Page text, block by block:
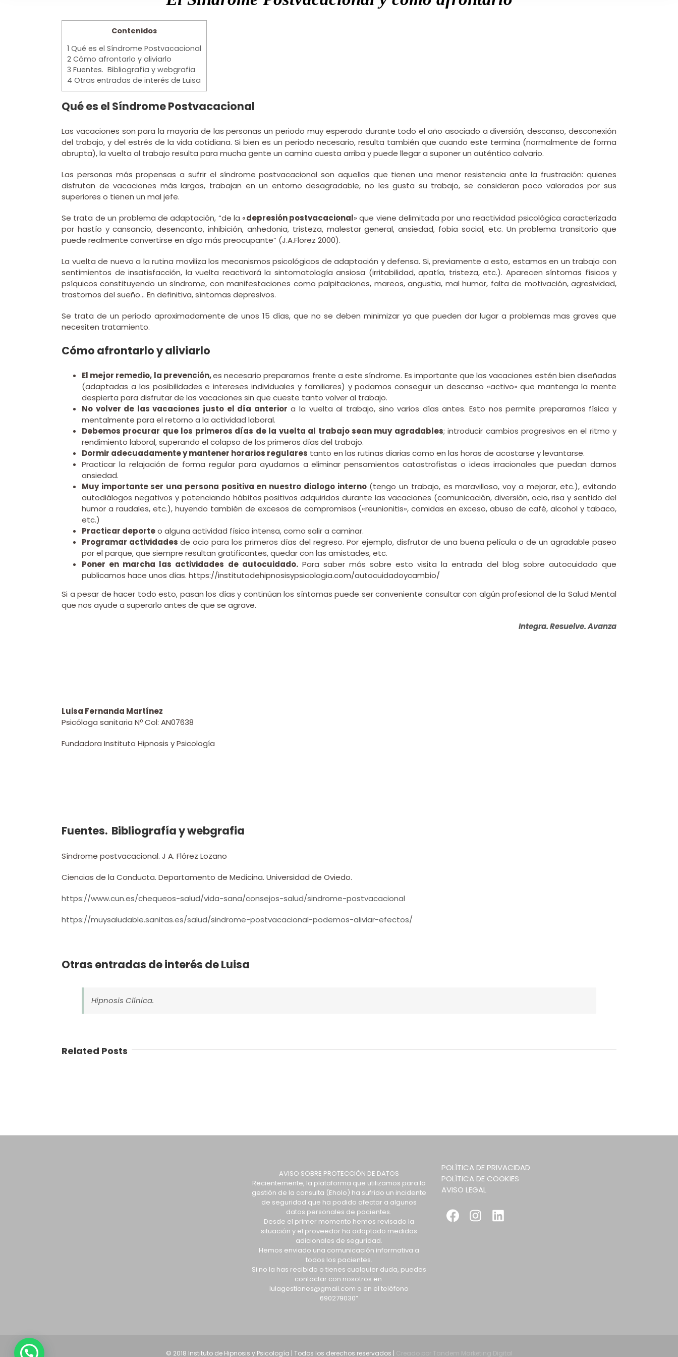
Contenidos
1 Qué es el Síndrome Postvacacional
2 Cómo afrontarlo y aliviarlo
3 Fuentes. Bibliografía y webgrafia
4 Otras entradas de interés de Luisa
Qué es el Síndrome Postvacacional
Las vacaciones son para la mayoría de las personas un periodo muy esperado durante todo el año asociado a diversión, descanso, desconexión
del trabajo, y del estrés de la vida cotidiana. Si bien es un periodo necesario, resulta también que cuando este termina (normalmente de forma
abrupta), la vuelta al trabajo resulta para mucha gente un camino cuesta arriba y puede llegar a suponer un auténtico calvario.
Las personas más propensas a sufrir el síndrome postvacacional son aquellas que tienen una menor resistencia ante la frustración: quienes
disfrutan de vacaciones más largas, trabajan en un entorno desagradable, no les gusta su trabajo, se consideran poco valorados por sus
superiores o tienen un mal jefe.
Se trata de un problema de adaptación, “de la «depresión postvacacional» que viene delimitada por una reactividad psicológica caracterizada
por hastío y cansancio, desencanto, inhibición, anhedonia, tristeza, malestar general, ansiedad, fobia social, etc. Un problema transitorio que
puede realmente convertirse en algo más preocupante” (J.A.Florez 2000).
La vuelta de nuevo a la rutina moviliza los mecanismos psicológicos de adaptación y defensa. Si, previamente a esto, estamos en un trabajo con
sentimientos de insatisfacción, la vuelta reactivará la sintomatología ansiosa (irritabilidad, apatía, tristeza, etc.). Aparecen síntomas físicos y
psíquicos constituyendo un síndrome, con manifestaciones como palpitaciones, mareos, angustia, mal humor, falta de motivación, agresividad,
trastornos del sueño… En definitiva, síntomas depresivos.
Se trata de un periodo aproximadamente de unos 15 días, que no se deben minimizar ya que pueden dar lugar a problemas mas graves que
necesiten tratamiento.
Cómo afrontarlo y aliviarlo
El mejor remedio, la prevención,es necesario prepararnos frente a este síndrome. Es importante que las vacaciones estén bien diseñadas
(adaptadas a las posibilidades e intereses individuales y familiares) y podamos conseguir un descanso «activo» que mantenga la mente
despierta para disfrutar de las vacaciones sin que cueste tanto volver al trabajo.
No volver de las vacaciones justo el día anterior a la vuelta al trabajo, sino varios días antes. Esto nos permite prepararnos física y
mentalmente para el retorno a la actividad laboral.
Debemos procurar que los primeros días de la vuelta al trabajo sean muy agradables; introducir cambios progresivos en el ritmo y
rendimiento laboral, superando el colapso de los primeros días del trabajo.
Dormir adecuadamente y mantener horarios regulares tanto en las rutinas diarias como en las horas de acostarse y levantarse.
Practicar la relajación de forma regular para ayudarnos a eliminar pensamientos catastrofistas o ideas irracionales que puedan darnos
ansiedad.
Muy importante ser una persona positiva en nuestro dialogo interno(tengo un trabajo, es maravilloso, voy a mejorar, etc.), evitando
autodiálogos negativos y potenciando hábitos positivos adquiridos durante las vacaciones (comunicación, diversión, ocio, risa y sentido del
humor a raudales, etc.), huyendo también de excesos de compromisos («reunionitis», comidas en exceso, abuso de café, alcohol y tabaco,
etc.)
Practicar deporteo alguna actividad física intensa, como salir a caminar.
Programar actividadesde ocio para los primeros días del regreso. Por ejemplo, disfrutar de una buena película o de un agradable paseo
por el parque, que siempre resultan gratificantes, quedar con las amistades, etc.
Poner en marcha las actividades de autocuidado.Para saber más sobre esto visita la entrada del blog sobre autocuidado que
publicamos hace unos días. https://institutodehipnosisypsicologia.com/autocuidadoycambio/
Si a pesar de hacer todo esto, pasan los días y continúan los síntomas puede ser conveniente consultar con algún profesional de la Salud Mental
que nos ayude a superarlo antes de que se agrave.
Integra. Resuelve. Avanza
Luisa Fernanda Martínez
Psicóloga sanitaria Nº Col: AN07638
Fundadora Instituto Hipnosis y Psicología
Fuentes. Bibliografía y webgrafia
Síndrome postvacacional. J A. Flórez Lozano
Ciencias de la Conducta. Departamento de Medicina. Universidad de Oviedo.
https://www.cun.es/chequeos-salud/vida-sana/consejos-salud/sindrome-postvacacional
https://muysaludable.sanitas.es/salud/sindrome-postvacacional-podemos-aliviar-efectos/
Otras entradas de interés de Luisa
Hipnosis Clínica.
Related Posts
AVISO SOBRE PROTECCIÓN DE DATOS
Recientemente, la plataforma que utilizamos para la
gestión de la consulta (Eholo) ha sufrido un incidente
de seguridad que ha podido afectar a algunos
datos personales de pacientes.
Desde el primer momento hemos revisado la
situación y el proveedor ha adoptado medidas
adicionales de seguridad.
Hemos enviado una comunicación informativa a
todos los pacientes.
Si no la has recibido o tienes cualquier duda, puedes
contactar con nosotros en:
lulagestiones@gmail.com o en el teléfono
690279030”
POLÍTICA DE PRIVACIDAD
POLÍTICA DE COOKIES
AVISO LEGAL
FacebookInstagram
© 2018 Instituto de Hipnosis y Psicología | Todos los derechos reservados | Creado por Tandem Marketing Digital